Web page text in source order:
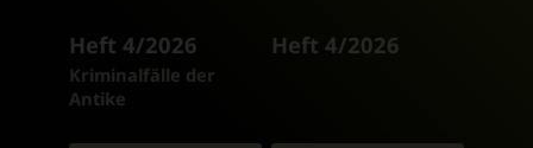
Heft 4/2026
:
Kriminalfälle der
Antike
Heft 4/2026